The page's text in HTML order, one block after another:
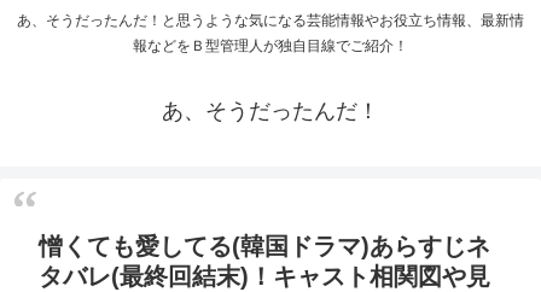
あ、そうだったんだ！と思うような気になる芸能情報やお役立ち情報、最新情
報などをＢ型管理人が独自目線でご紹介！
あ、そうだったんだ！
憎くても愛してる(韓国ドラマ)あらすじネ
タバレ(最終回結末)！キャスト相関図や見